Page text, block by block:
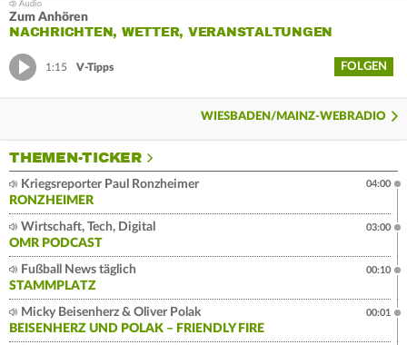
Zum Anhören
NACHRICHTEN, WETTER, VERANSTALTUNGEN
1:15 V-Tipps FOLGEN
WIESBADEN/MAINZ-WEBRADIO
THEMEN-TICKER
Kriegsreporter Paul Ronzheimer
RONZHEIMER
04:00
Wirtschaft, Tech, Digital
OMR PODCAST
03:00
Fußball News täglich
STAMMPLATZ
00:10
Micky Beisenherz & Oliver Polak
BEISENHERZ UND POLAK – FRIENDLY FIRE
00:01